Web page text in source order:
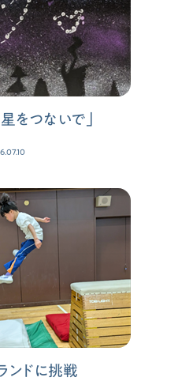
をつないで」
ドに挑戦